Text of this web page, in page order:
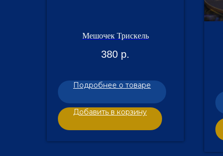
Мешочек Трискель
380 р.
Подробнее о товаре
Добавить в корзину